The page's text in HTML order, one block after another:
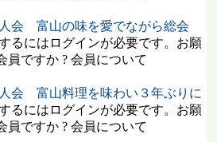
人会 富山の味を愛でながら総会
るにはログインが必要です。お願
員ですか ? 会員について
人会 富山料理を味わい３年ぶりに
るにはログインが必要です。お願
員ですか ? 会員について